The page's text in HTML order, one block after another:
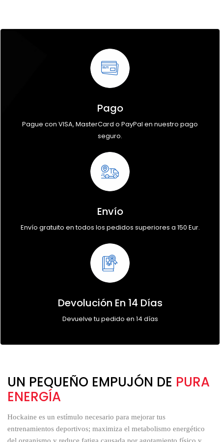
Pago
Pague con VISA, MasterCard o PayPal en nuestro pago
seguro.
Envío
Envío gratuito en todos los pedidos superiores a 150 Eur.
Devolución En 14 Días
Devuelve tu pedido en 14 días
UN PEQUEÑO EMPUJÓN DE PURA
ENERGÍA
Hockaine es un estímulo necesario para mejorar tus
entrenamientos deportivos; maximiza el metabolismo energético